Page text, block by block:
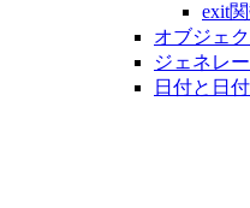
exit
オブジェ
ジェネレ
日付と日